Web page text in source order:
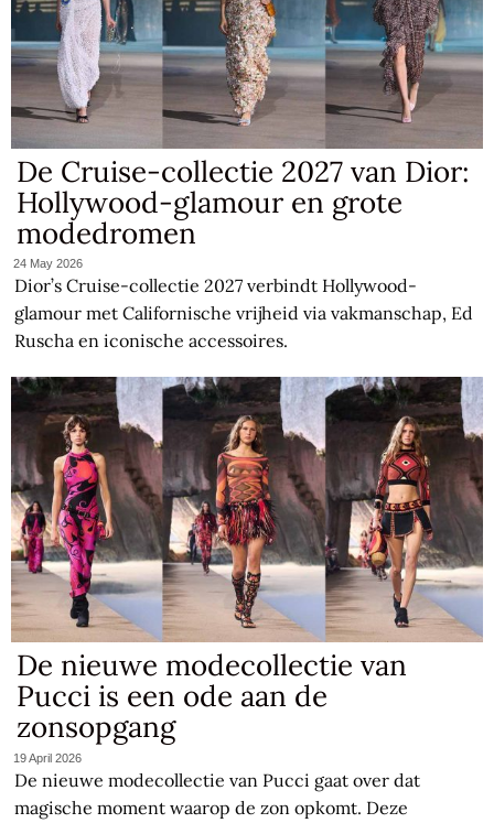
De Cruise-collectie 2027 van Dior:
Hollywood-glamour en grote
modedromen
24 May 2026
Dior’s Cruise-collectie 2027 verbindt Hollywood-
glamour met Californische vrijheid via vakmanschap, Ed
Ruscha en iconische accessoires.
De nieuwe modecollectie van
Pucci is een ode aan de
zonsopgang
19 April 2026
De nieuwe modecollectie van Pucci gaat over dat
magische moment waarop de zon opkomt. Deze